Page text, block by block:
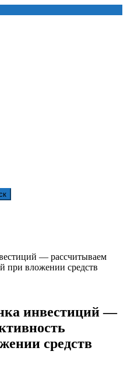
— рассчитываем
при вложении средств
инвестиций —
средств